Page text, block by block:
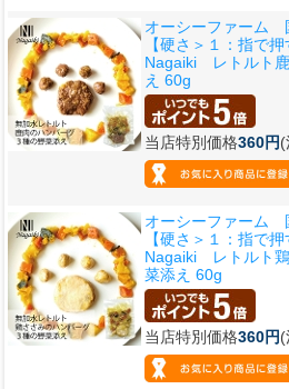
オーシーファーム
【硬さ＞１：指で
Nagaiki レトルト
え 60g
当店特別価格360円(
オーシーファーム
【硬さ＞１：指で
Nagaiki レトルト
菜添え 60g
当店特別価格360円(